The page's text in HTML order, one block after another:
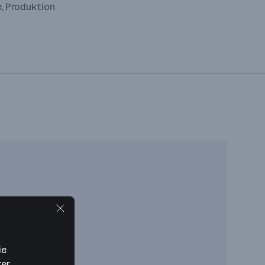
Produktion